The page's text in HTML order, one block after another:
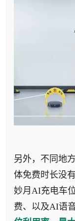
另外，不同地
体免费时长没
妙月AI充电车
费、以及AI语